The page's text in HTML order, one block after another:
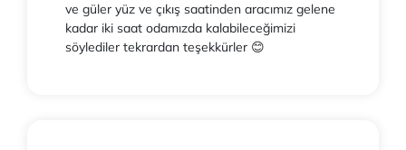
ve güler yüz ve çıkış saatinden aracımız gelene
kadar iki saat odamızda kalabileceğimizi
söylediler tekrardan teşekkürler 😊